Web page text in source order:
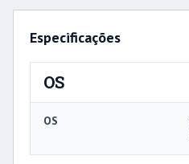
Especificações
OS
OS